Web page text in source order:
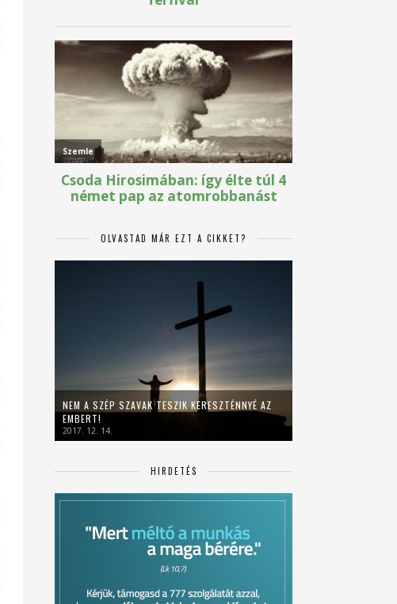
OLVASTAD MÁR EZT A CIKKET?
NEM A SZÉP SZAVAK TESZIK KERESZTÉNNYÉ AZ
EMBERT!
2017. 12. 14.
HIRDETÉS